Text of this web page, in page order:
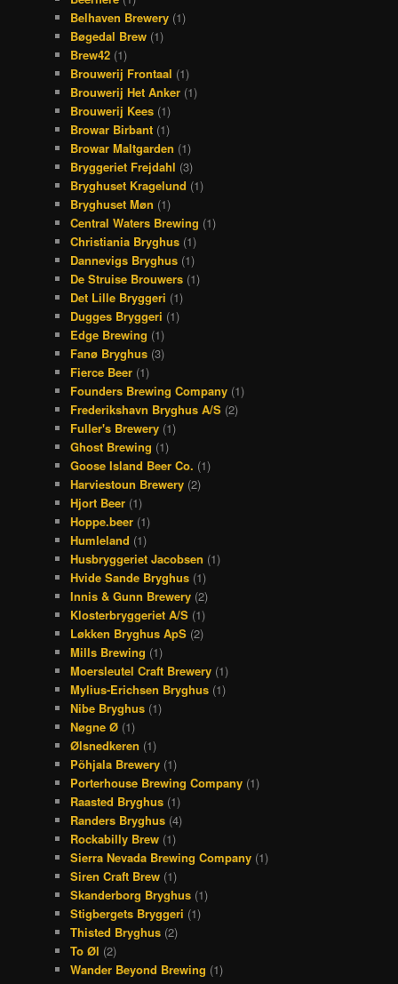
Belhaven Brewery (1)
Bøgedal Brew (1)
Brew42 (1)
Brouwerij Frontaal (1)
Brouwerij Het Anker (1)
Brouwerij Kees (1)
Browar Birbant (1)
Browar Maltgarden (1)
Bryggeriet Frejdahl (3)
Bryghuset Kragelund (1)
Bryghuset Møn (1)
Central Waters Brewing (1)
Christiania Bryghus (1)
Dannevigs Bryghus (1)
De Struise Brouwers (1)
Det Lille Bryggeri (1)
Dugges Bryggeri (1)
Edge Brewing (1)
Fanø Bryghus (3)
Fierce Beer (1)
Founders Brewing Company (1)
Frederikshavn Bryghus A/S (2)
Fuller's Brewery (1)
Ghost Brewing (1)
Goose Island Beer Co. (1)
Harviestoun Brewery (2)
Hjort Beer (1)
Hoppe.beer (1)
Humleland (1)
Husbryggeriet Jacobsen (1)
Hvide Sande Bryghus (1)
Innis & Gunn Brewery (2)
Klosterbryggeriet A/S (1)
Løkken Bryghus ApS (2)
Mills Brewing (1)
Moersleutel Craft Brewery (1)
Mylius-Erichsen Bryghus (1)
Nibe Bryghus (1)
Nøgne Ø (1)
Ølsnedkeren (1)
Põhjala Brewery (1)
Porterhouse Brewing Company (1)
Raasted Bryghus (1)
Randers Bryghus (4)
Rockabilly Brew (1)
Sierra Nevada Brewing Company (1)
Siren Craft Brew (1)
Skanderborg Bryghus (1)
Stigbergets Bryggeri (1)
Thisted Bryghus (2)
To Øl (2)
Wander Beyond Brewing (1)